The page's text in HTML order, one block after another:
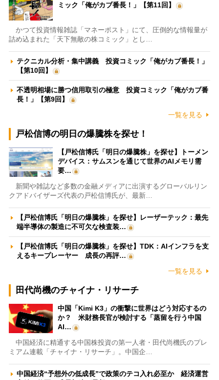
ミック「俺がカブ番長！」【第11回】
かつて投資情報雑誌「マネーポスト」にて、圧倒的な情報量が
詰め込まれた「天下無敵の株コミック」とし…
テクニカル分析・集中講義 投資コミック「俺がカブ番長！」
【第10回】
不透明相場に勝つ信用取引の極意 投資コミック「俺がカブ番
長！」【第9回】
一覧を見る
戸松信博の明日の爆騰株を探せ！
【戸松信博氏「明日の爆騰株」を探せ】トーメン
デバイス：サムスンを通じて世界のAIメモリ需
要…
新聞や雑誌など多数の金融メディアに出演するグローバルリン
クアドバイザーズ代表の戸松信博氏が、最新…
【戸松信博氏「明日の爆騰株」を探せ】レーザーテック：最先
端半導体の製造に不可欠な検査装…
【戸松信博氏「明日の爆騰株」を探せ】TDK：AIインフラを支
えるキープレーヤー 成長の再評…
一覧を見る
田代尚機のチャイナ・リサーチ
中国「Kimi K3」の衝撃に世界はどう対応するの
か？ 米財務長官が検討する「蒸留を行う中国
AI…
中国経済に精通する中国株投資の第一人者・田代尚機氏のプレ
ミアム連載「チャイナ・リサーチ」。中国企…
中国経済“予想外の低成長”で政策のテコ入れ必至か 経済運営